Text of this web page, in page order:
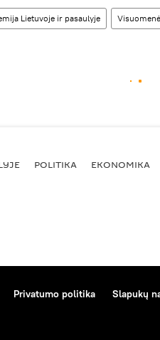
Lietuvoje ir pasaulyje Visuomenė
POLITIKA EKONOMIKA
Privatumo politika Slapukų